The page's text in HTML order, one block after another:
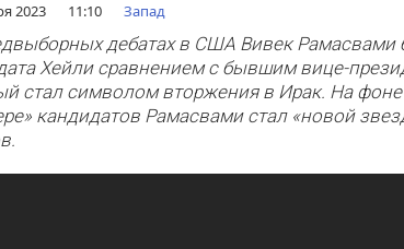
2023 11:10 Запад
дебатах в США Вивек Рамасвами
Хейли сравнением с бывшим вице-
стал символом вторжения в Ирак. На
кандидатов Рамасвами стал «новой